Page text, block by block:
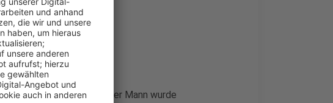
Ein 60-jähriger Mann wurde